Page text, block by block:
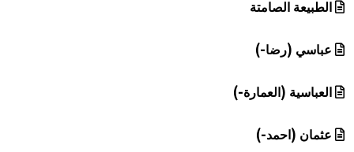
الطبيعة الصامتة
عباسي (رضا-)
العباسية (العمارة-)
عثمان (احمد-)